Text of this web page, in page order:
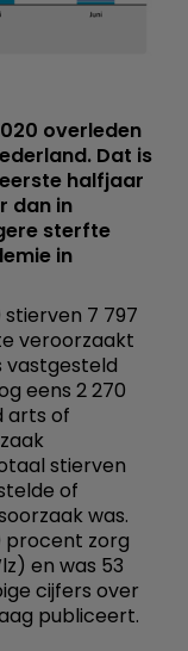
overleden
Dat is
halfjaar
dan in
sterfte
in
7 797
veroorzaakt
vastgesteld
eens 2 270
arts of
stierven
of
was.
procent zorg
en was 53
cijfers over
publiceert.